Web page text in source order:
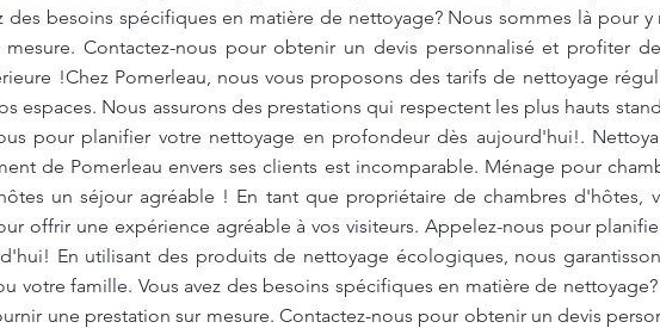
des besoins spécifiques en matière de nettoyage? Nous sommes là pour
Contactez-nous pour obtenir un devis personnalisé et profiter
!Chez Pomerleau, nous vous proposons des tarifs de nettoyage
espaces. Nous assurons des prestations qui respectent les plus hauts
pour planifier votre nettoyage en profondeur dès aujourd'hui!.
de Pomerleau envers ses clients est incomparable. Ménage pour
un séjour agréable ! En tant que propriétaire de chambres d'hôtes,
offrir une expérience agréable à vos visiteurs. Appelez-nous pour
En utilisant des produits de nettoyage écologiques, nous
votre famille. Vous avez des besoins spécifiques en matière de
une prestation sur mesure. Contactez-nous pour obtenir un devis